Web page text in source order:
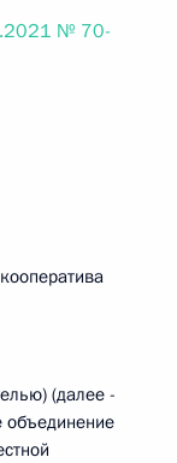
№ 70-
(далее -
объединение